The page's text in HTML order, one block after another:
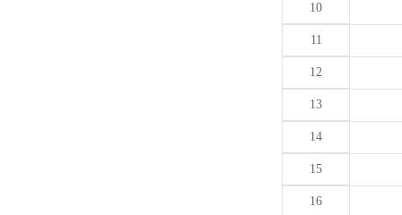
10
11
12
13
14
15
16